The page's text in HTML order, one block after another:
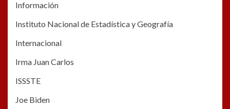
Información
Instituto Nacional de Estadística y Geografía
Internacional
Irma Juan Carlos
ISSSTE
Joe Biden